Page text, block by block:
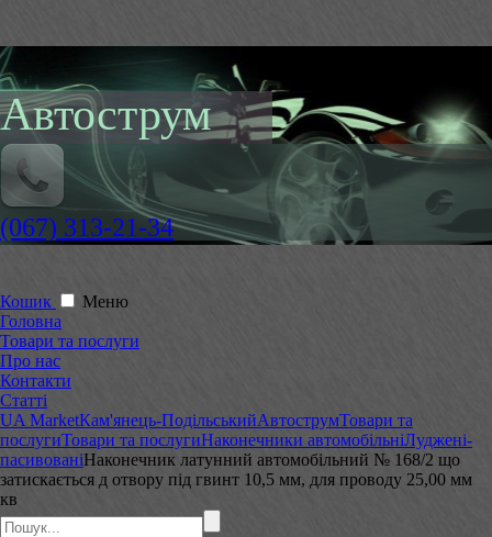
Автострум
(067) 313-21-34
Кошик
Меню
Головна
Товари та послуги
Про нас
Контакти
Статті
UA MarketКам'янець-ПодільськийАвтострумТовари та
послугиТовари та послугиНаконечники автомобільніЛуджені-
пасивованіНаконечник латунний автомобільний № 168/2 що
затискається д отвору під гвинт 10,5 мм, для проводу 25,00 мм
кв